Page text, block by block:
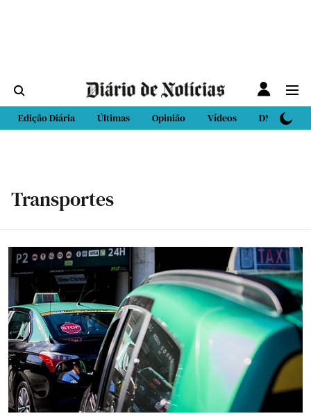
Edição Diária Últimas Opinião Vídeos DN Sport
Transportes